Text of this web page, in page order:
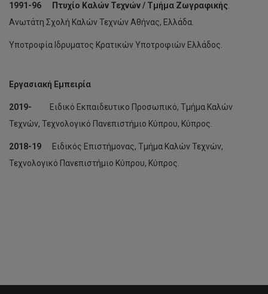
1991-96 Πτυχίο Καλών Τεχνών / Τμήμα Ζωγραφικής
Ανωτάτη Σχολή Καλών Τεχνών Αθήνας, Ελλάδα.
Υποτροφία Ιδρυματος Κρατικών Υποτροφιών Ελλάδος.
Εργασιακή Εμπειρία
2019-
Ειδικό Εκπαιδευτικο Προσωπικό, Τμήμα Καλών
Τεχνών, Τεχνολογικό Πανεπιστήμιο Κύπρου, Κύπρος.
2018-19 Ειδικός Επιστήμονας, Τμήμα Καλών Τεχνών,
Τεχνολογικό Πανεπιστήμιο Κύπρου, Κύπρος.